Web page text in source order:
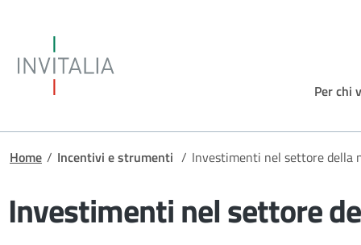
Per chi
Briciole di pane
Home / Incentivi e strumenti / Investimenti nel settore della
Investimenti nel settore